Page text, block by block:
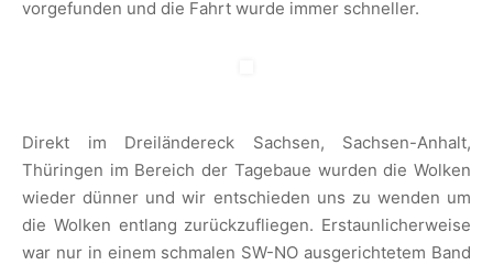
vorgefunden und die Fahrt wurde immer schneller.
Direkt im Dreiländereck Sachsen, Sachsen-Anhalt,
Thüringen im Bereich der Tagebaue wurden die Wolken
wieder dünner und wir entschieden uns zu wenden um
die Wolken entlang zurückzufliegen. Erstaunlicherweise
war nur in einem schmalen SW-NO ausgerichtetem Band